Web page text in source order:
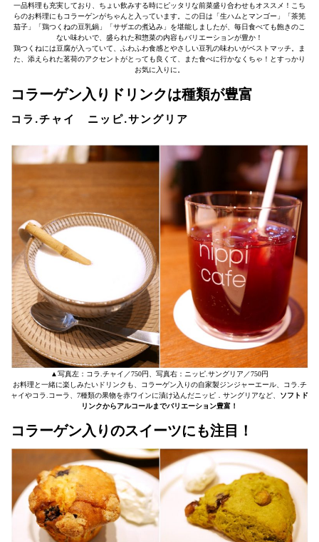
一品料理も充実しており、ちょい飲みする時にピッタリな前菜盛り合わせもオススメ！こち
らのお料理にもコラーゲンがちゃんと入っています。この日は「生ハムとマンゴー」「茶筅
茄子」「鶏つくねの豆乳鍋」「サザエの煮込み」を堪能しましたが、毎日食べても飽きのこ
ない味わいで、盛られた和惣菜の内容もバリエーションが豊か！
鶏つくねには豆腐が入っていて、ふわふわ食感とやさしい豆乳の味わいがベストマッチ。ま
た、添えられた茗荷のアクセントがとっても良くて、また食べに行かなくちゃ！とすっかり
お気に入りに。
コラーゲン入りドリンクは種類が豊富
コラ.チャイ ニッピ.サングリア
▲写真左：コラ.チャイ／750円、写真右：ニッピ.サングリア／750円
お料理と一緒に楽しみたいドリンクも、コラーゲン入りの自家製ジンジャーエール、コラ.チ
ャイやコラ.コーラ、7種類の果物を赤ワインに漬け込んだニッピ．サングリアなど、 ソフトド
リンクからアルコールまでバリエーション豊富！
コラーゲン入りのスイーツにも注目！